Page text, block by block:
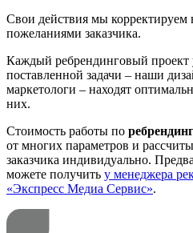
Свои действия мы корректируем
пожеланиями заказчика.
Каждый ребрендинговый проект
поставленной задачи – наши
маркетологи – находят
них.
Стоимость работы по
от многих параметров и
заказчика индивидуально.
можете получить у менеджера
«Экспресс Медиа Сервис».